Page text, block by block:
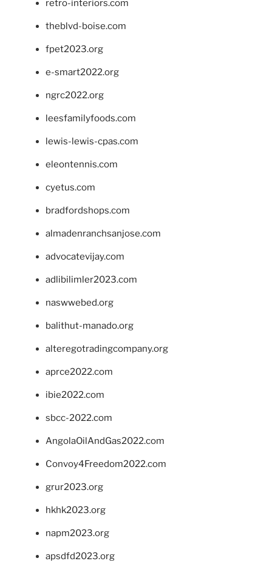
retro-interiors.com
theblvd-boise.com
fpet2023.org
e-smart2022.org
ngrc2022.org
leesfamilyfoods.com
lewis-lewis-cpas.com
eleontennis.com
cyetus.com
bradfordshops.com
almadenranchsanjose.com
advocatevijay.com
adlibilimler2023.com
naswwebed.org
balithut-manado.org
alteregotradingcompany.org
aprce2022.com
ibie2022.com
sbcc-2022.com
AngolaOilAndGas2022.com
Convoy4Freedom2022.com
grur2023.org
hkhk2023.org
napm2023.org
apsdfd2023.org